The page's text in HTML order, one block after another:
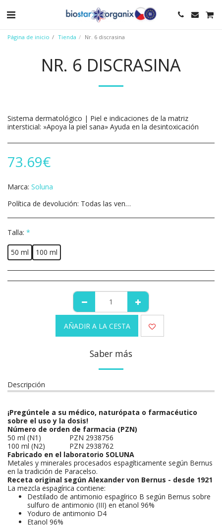
Página de inicio Tienda Nr. 6 discrasina
NR. 6 DISCRASINA
Sistema dermatológico | Piel e indicaciones de la matriz
intersticial: »Apoya la piel sana» Ayuda en la desintoxicación
73.69€
Marca: Soluna
Política de devolución: Todas las ventas son finales. No hay reembolsos ni devoluciones. Todos los pedidos cancelados están sujetos a una tarifa de reposición del 35%.
Talla: *
50 ml 100 ml
AÑADIR A LA CESTA
Saber más
Descripción
¡Pregúntele a su médico, naturópata o farmacéutico
sobre el uso y la dosis!
Número de orden de farmacia (PZN)
50 ml (N1)
PZN 2938756
100 ml (N2)
PZN 2938762
Fabricado en el laboratorio SOLUNA
Metales y minerales procesados espagíticamente según Bernus
en la tradición de Paracelso.
Receta original según Alexander von Bernus - desde 1921
La mezcla espagírica contiene:
Destilado de antimonio espagírico B según Bernus sobre
sulfuro de antimonio (III) en etanol 96%
Yoduro de antimonio D4
Etanol 96%